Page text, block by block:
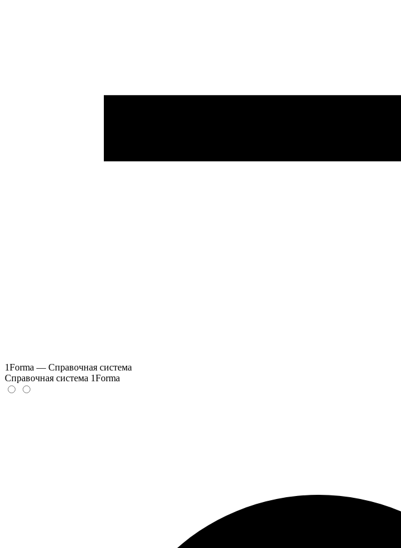
1Forma — Справочная система
Справочная система 1Forma